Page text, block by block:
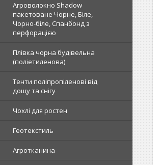
Агроволокно Shadow
пакетоване Чорне, Біле,
Чорно-біле, Спанбонд з
перфорацією
Плівка чорна будівельна
(поліетиленова)
Тенти поліпропіленові від
дощу та снігу
Чохлі для ростен
Геотекстиль
Агротканина